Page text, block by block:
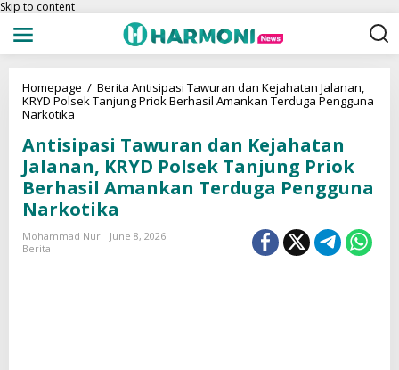
Skip to content
Homepage / Berita Antisipasi Tawuran dan Kejahatan Jalanan,
KRYD Polsek Tanjung Priok Berhasil Amankan Terduga Pengguna
Narkotika
Antisipasi Tawuran dan Kejahatan
Jalanan, KRYD Polsek Tanjung Priok
Berhasil Amankan Terduga Pengguna
Narkotika
Mohammad Nur
June 8, 2026
Berita